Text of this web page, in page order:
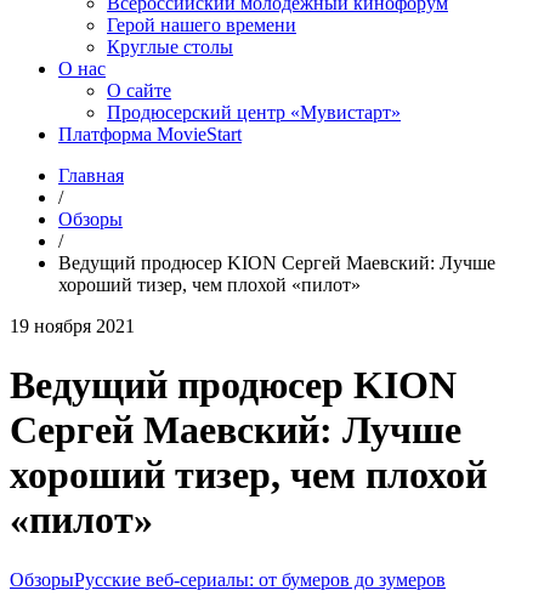
Герой нашего времени
Круглые столы
О нас
О сайте
Продюсерский центр «Мувистарт»
Платформа MovieStart
Главная
/
Обзоры
/
Ведущий продюсер KION Сергей Маевский: Лучше
хороший тизер, чем плохой «пилот»
19 ноября 2021
Ведущий продюсер KION
Сергей Маевский: Лучше
хороший тизер, чем плохой
«пилот»
ОбзорыРусские веб-сериалы: от бумеров до зумеров